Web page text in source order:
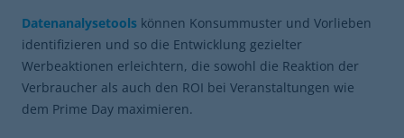
Datenanalysetools können Konsummuster und Vorlieben
identifizieren und so die Entwicklung gezielter
Werbeaktionen erleichtern, die sowohl die Reaktion der
Verbraucher als auch den ROI bei Veranstaltungen wie
dem Prime Day maximieren.